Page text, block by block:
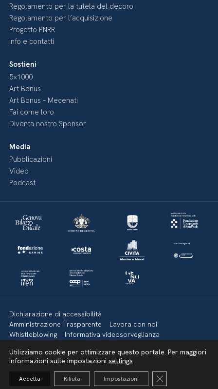
Regolamento per la tutela del decoro
Regolamento per l’acquisizione
Progetto PNRR
Info e contatti
Sostieni
5×1000
Art Bonus
Art Bonus – Mecenati
Fai come loro
Diventa nostro Sponsor
Media
Pubblicazioni
Video
Podcast
Dichiarazione di accessibilità
Amministrazione Trasparente
Lavora con noi
Whistleblowing
Informativa videosorveglianza
Mappa del sito
Torna su
Utilizziamo cookie per ottimizzare questo portale. Per maggiori
informazioni sulle impostazioni settings
Accetta Rifiuta Impostazioni Close GDPR